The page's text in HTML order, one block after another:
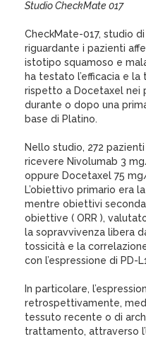
Studio CheckMate 017
CheckMate-017, studio
riguardante i pazienti
istotipo squamoso e
ha testato l’efficacia e
rispetto a Docetaxel nei
durante o dopo una
base di Platino.
Nello studio, 272
ricevere Nivolumab 3
oppure Docetaxel 75
L’obiettivo primario era
mentre obiettivi
obiettive ( ORR ),
la sopravvivenza libera
tossicità e la
con l’espressione di PD-
In particolare,
retrospettivamente,
tessuto recente o di
trattamento, attraverso